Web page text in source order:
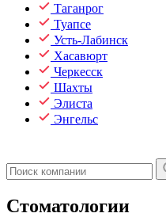
Таганрог
Туапсе
Усть-Лабинск
Хасавюрт
Черкесск
Шахты
Элиста
Энгельс
Стоматологии